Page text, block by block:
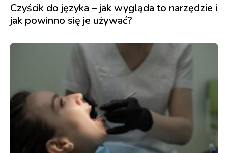
Czyścik do języka – jak wygląda to narzędzie i
jak powinno się je używać?